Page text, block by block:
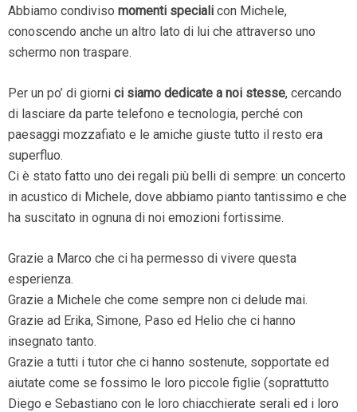
Abbiamo condiviso momenti speciali con Michele,
conoscendo anche un altro lato di lui che attraverso uno
schermo non traspare.
Per un po’ di giorni ci siamo dedicate a noi stesse, cercando
di lasciare da parte telefono e tecnologia, perché con
paesaggi mozzafiato e le amiche giuste tutto il resto era
superfluo.
Ci è stato fatto uno dei regali più belli di sempre: un concerto
in acustico di Michele, dove abbiamo pianto tantissimo e che
ha suscitato in ognuna di noi emozioni fortissime.
Grazie a Marco che ci ha permesso di vivere questa
esperienza.
Grazie a Michele che come sempre non ci delude mai.
Grazie ad Erika, Simone, Paso ed Helio che ci hanno
insegnato tanto.
Grazie a tutti i tutor che ci hanno sostenute, sopportate ed
aiutate come se fossimo le loro piccole figlie (soprattutto
Diego e Sebastiano con le loro chiacchierate serali ed i loro